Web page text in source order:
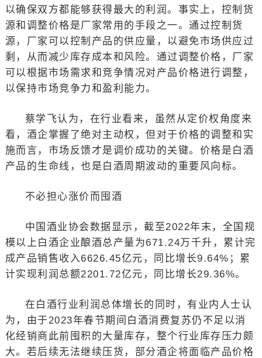
以确保双方都能够获得最大的利润。事实上，控制货
源和调整价格是厂家常用的手段之一。通过控制货
源，厂家可以控制产品的供应量，以避免市场供应过
剩，从而减少库存成本和风险。通过调整价格，厂家
可以根据市场需求和竞争情况对产品价格进行调整，
以保持市场竞争力和盈利能力。
蔡学飞认为，在行业看来，虽然从定价权角度来
看，酒企掌握了绝对主动权，但对于价格的调整和实
施而言，市场反馈才是调价成功的关键。价格是白酒
产品的生命线，也是白酒周期波动的重要风向标。
不必担心涨价而囤酒
中国酒业协会数据显示，截至2022年末，全国规
模以上白酒企业酿酒总产量为671.24万千升，累计完
成产品销售收入6626.45亿元，同比增长9.64%；累
计实现利润总额2201.72亿元，同比增长29.36%。
在白酒行业利润总体增长的同时，有业内人士认
为，由于2023年春节期间白酒消费复苏仍不足以消
化经销商此前囤积的大量库存，整个行业库存压力颇
大。若后续无法继续压货，部分酒企将面临产品价格